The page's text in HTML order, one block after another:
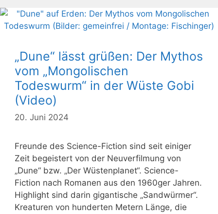
„Dune“ lässt grüßen: Der Mythos
vom „Mongolischen
Todeswurm“ in der Wüste Gobi
(Video)
20. Juni 2024
Freunde des Science-Fiction sind seit einiger
Zeit begeistert von der Neuverfilmung von
„Dune“ bzw. „Der Wüstenplanet“. Science-
Fiction nach Romanen aus den 1960ger Jahren.
Highlight sind darin gigantische „Sandwürmer“.
Kreaturen von hunderten Metern Länge, die